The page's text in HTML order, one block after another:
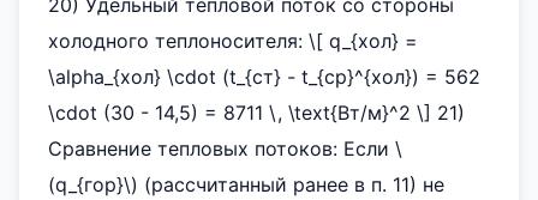
20) Удельный тепловой поток со стороны
холодного теплоносителя: \[ q_{хол} =
\alpha_{хол} \cdot (t_{ст} - t_{cp}^{хол}) = 562
\cdot (30 - 14,5) = 8711 \, \text{Вт/м}^2 \] 21)
Сравнение тепловых потоков: Если \
(q_{гор}\) (рассчитанный ранее в п. 11) не